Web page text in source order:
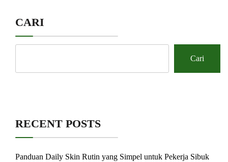
CARI
Cari
RECENT POSTS
Panduan Daily Skin Rutin yang Simpel untuk Pekerja Sibuk